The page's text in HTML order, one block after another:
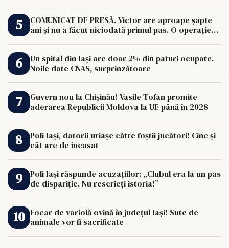
COMUNICAT DE PRESĂ. Victor are aproape șapte
ani și nu a făcut niciodată primul pas. O operație
Un spital din Iași are doar 2% din paturi ocupate.
Noile date CNAS, surprinzătoare
Guvern nou la Chișinău! Vasile Tofan promite
aderarea Republicii Moldova la UE până în 2028
Poli Iași, datorii uriașe către foștii jucători! Cine și
cât are de încasat
Poli Iași răspunde acuzațiilor: „Clubul era la un pas
de dispariție. Nu rescrieți istoria!”
Focar de variolă ovină în județul Iași! Sute de
animale vor fi sacrificate